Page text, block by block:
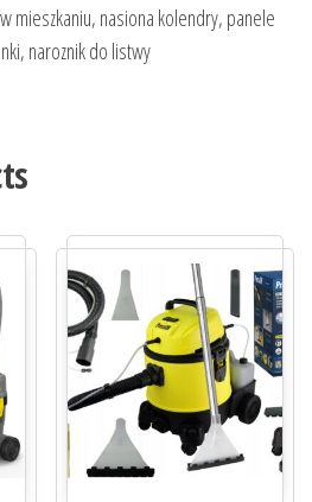
mieszkaniu, nasiona kolendry, panele
naroznik do listwy